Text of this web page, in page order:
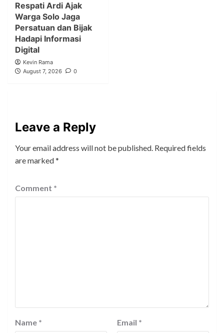
Respati Ardi Ajak
Warga Solo Jaga
Persatuan dan Bijak
Hadapi Informasi
Digital
Kevin Rama
August 7, 2026
0
Leave a Reply
Your email address will not be published. Required fields
are marked*
Comment *
Name * Email *